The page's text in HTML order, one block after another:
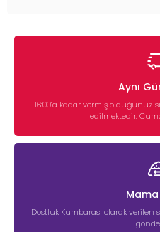
Aynı
16:00’a kadar vermiş olduğunuz
edilmektedir.
Mama
Dostluk Kumbarası olarak verilen